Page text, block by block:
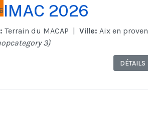
IMAC 2026
Terrain du MACAP Ville: Aix en
3}
DÉTAILS